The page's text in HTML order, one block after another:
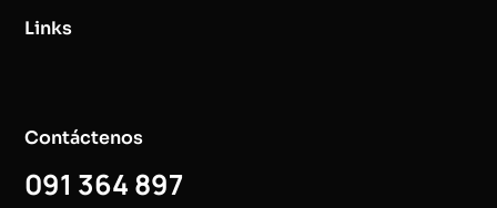
Links
Contáctenos
091 364 897